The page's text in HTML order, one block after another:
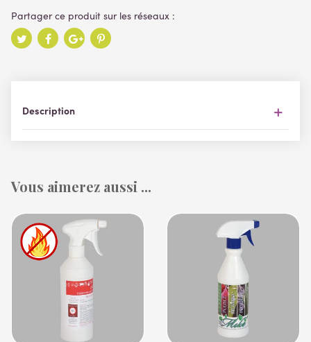
Description
Vous aimerez aussi ...